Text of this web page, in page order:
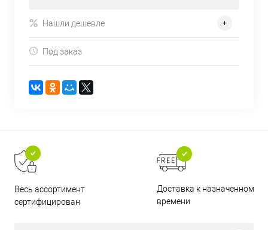
Нашли дешевле
Под заказ
Весь ассортимент
сертифицирован
Доставка к назначенному
времени